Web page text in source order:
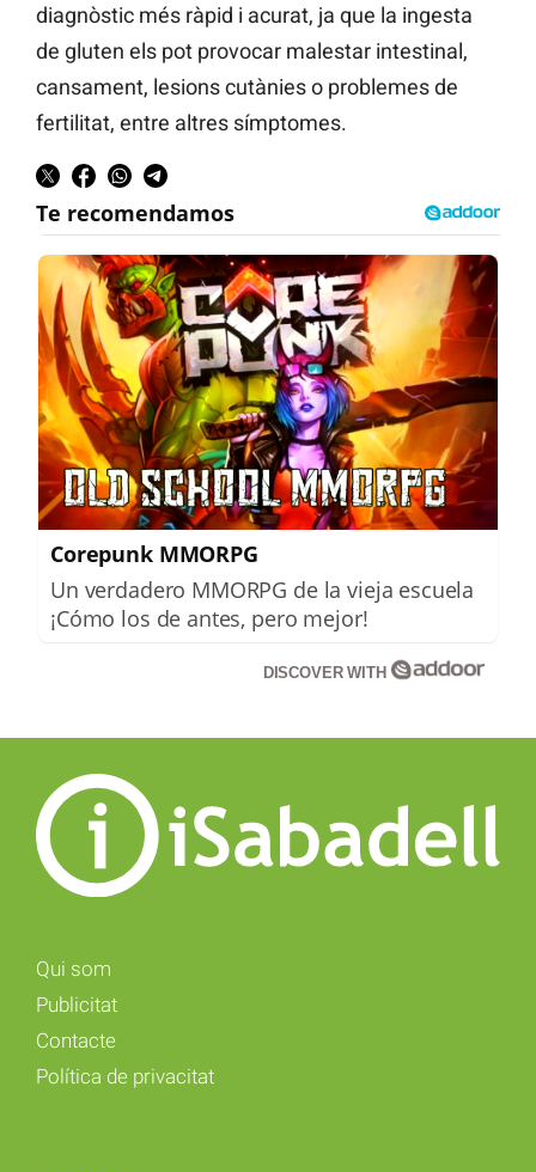
diagnòstic més ràpid i acurat, ja que la ingesta
de gluten els pot provocar malestar intestinal,
cansament, lesions cutànies o problemes de
fertilitat, entre altres símptomes.
Corepunk MMORPG
Un verdadero MMORPG de la vieja escuela
¡Cómo los de antes, pero mejor!
DISCOVER WITH
Qui som
Publicitat
Contacte
Política de privacitat